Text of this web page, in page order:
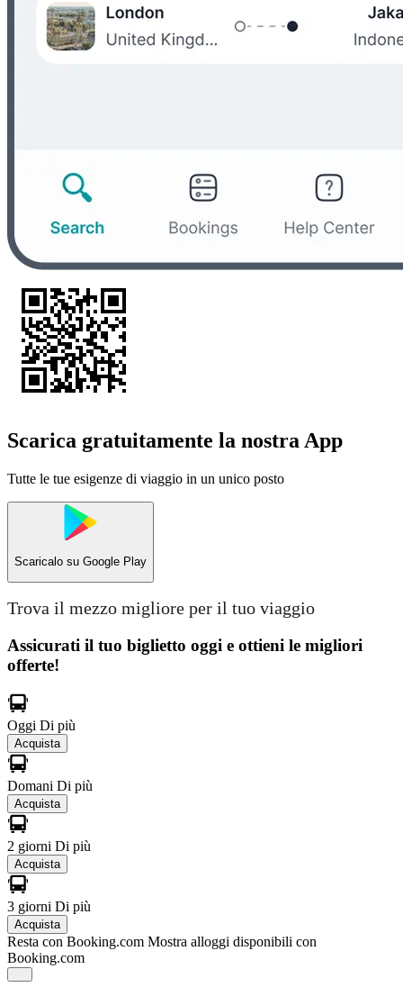
Scarica gratuitamente la nostra App
Tutte le tue esigenze di viaggio in un unico posto
Scaricalo su Google Play
Trova il mezzo migliore per il tuo viaggio
Assicurati il ​​tuo biglietto oggi e ottieni le migliori
offerte!
Oggi Di più
Acquista
Domani Di più
Acquista
2 giorni Di più
Acquista
3 giorni Di più
Acquista
Resta con Booking.com Mostra alloggi disponibili con
Booking.com